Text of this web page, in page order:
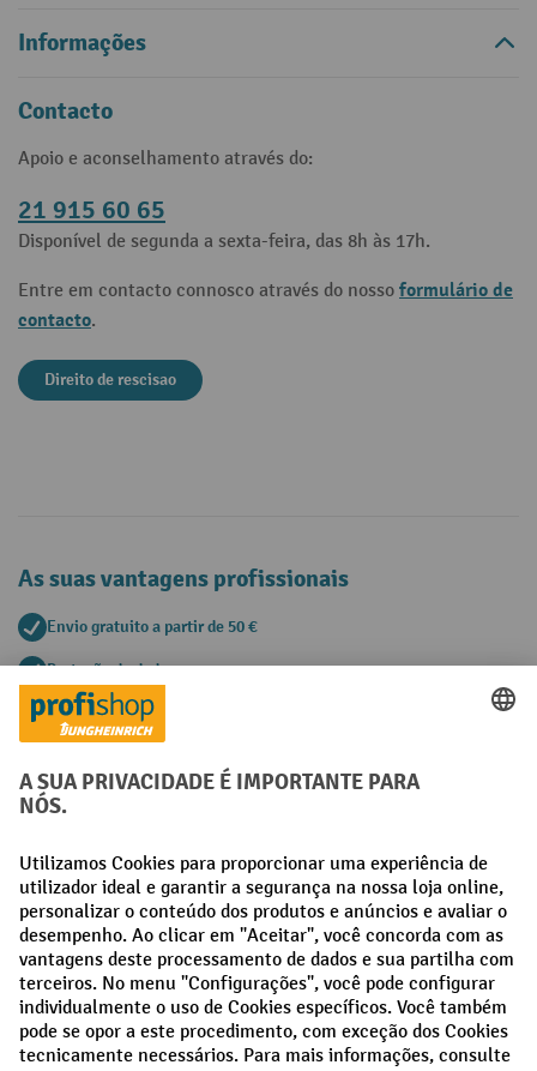
Informações
Contacto
Apoio e aconselhamento através do:
21 915 60 65
Disponível de segunda a sexta-feira, das 8h às 17h.
Entre em contacto connosco através do nosso formulário de
contacto.
Direito de rescisao
As suas vantagens profissionais
Envio gratuito a partir de 50 €
Proteção de dados segura
Aconselhamento pessoal de compra
Métodos de pagamento
Creditcard (Master)Creditcard (Visa)Pré-pagamento
Redes sociais
Facebook
LinkedIn
Instagram